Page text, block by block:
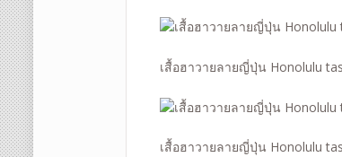
เสื้อฮาวายลายญี่ปุ่น Honolulu
เสื้อฮาวายลายญี่ปุ่น Honolulu